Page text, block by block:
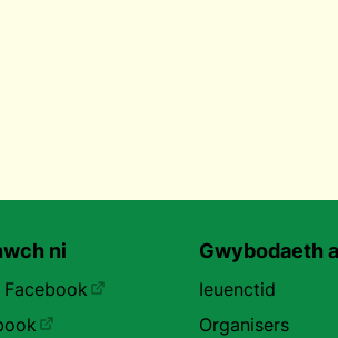
ni Gwybodaeth
Ieuenctid
Organisers